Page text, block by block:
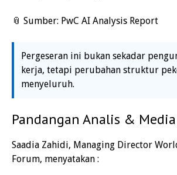
📎 Sumber: PwC AI Analysis Report
Pergeseran ini bukan sekadar
kerja, tetapi perubahan struktur
menyeluruh.
Pandangan Analis &
Saadia Zahidi, Managing Director
Forum, menyatakan :